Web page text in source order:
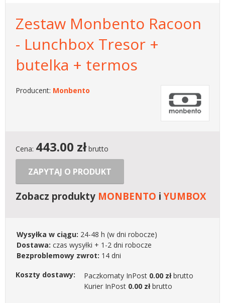
Zestaw Monbento Racoon
- Lunchbox Tresor +
butelka + termos
Producent: Monbento
Cena: 443.00 złbrutto
ZAPYTAJ O PRODUKT
Zobacz produkty MONBENTO iYUMBOX
Wysyłka w ciągu: 24-48 h (w dni robocze)
Dostawa: czas wysyłki + 1-2 dni robocze
Bezproblemowy zwrot: 14 dni
Koszty dostawy:
Paczkomaty InPost 0.00 złbrutto
Kurier InPost 0.00 złbrutto